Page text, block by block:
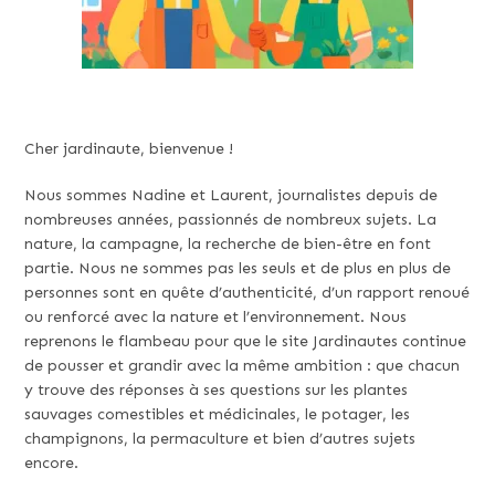
Cher jardinaute, bienvenue !
Nous sommes Nadine et Laurent, journalistes depuis de
nombreuses années, passionnés de nombreux sujets. La
nature, la campagne, la recherche de bien-être en font
partie. Nous ne sommes pas les seuls et de plus en plus de
personnes sont en quête d’authenticité, d’un rapport renoué
ou renforcé avec la nature et l’environnement. Nous
reprenons le flambeau pour que le site Jardinautes continue
de pousser et grandir avec la même ambition : que chacun
y trouve des réponses à ses questions sur les plantes
sauvages comestibles et médicinales, le potager, les
champignons, la permaculture et bien d’autres sujets
encore.